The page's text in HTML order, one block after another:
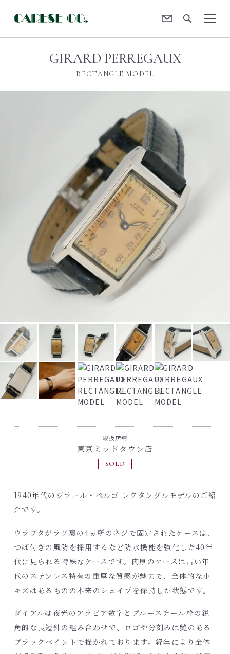
GIRARD PERREGAUX
RECTANGLE MODEL
取扱店舗
東京ミッドタウン店
SOLD
1940年代のジラール・ペルゴ レクタングルモデルのご紹
介です。
ウラブタがラグ裏の4ヵ所のネジで固定されたケースは、
つば付きの風防を採用するなど防水機能を強化した40年
代に見られる特殊なケースです。肉厚のケースは古い年
代のステンレス特有の重厚な質感が魅力で、全体的な小
キズはあるものの本来のシェイプを保持した状態です。
ダイアルは夜光のアラビア数字とブルースチール枠の鋭
角的な長短針の組み合わせで、ロゴや分刻みは艶のある
ブラックペイントで描かれております。経年により全体